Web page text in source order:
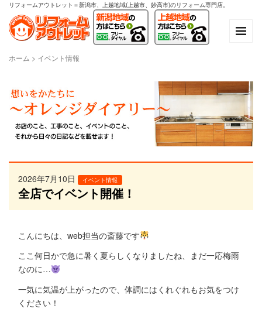
リフォームアウトレット＝新潟市、上越地域(上越市、妙高市)のリフォーム専門店。
ホーム > イベント情報
2026年7月10日 イベント情報
全店でイベント開催！
こんにちは、web担当の斎藤です
ここ何日かで急に暑く夏らしくなりましたね、まだ一応梅雨
なのに…
一気に気温が上がったので、体調にはくれぐれもお気をつけ
ください！